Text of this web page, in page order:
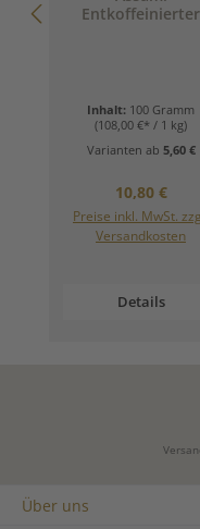
Entkoffeinierter
Inhalt: 100 Gramm
(108,00 €* / 1 kg)
Varianten ab 5,60 €
Regulärer
10,80 €
Preise inkl. MwSt.
Versandkosten
Details
Über uns